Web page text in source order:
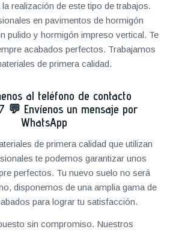
realización de este tipo de trabajos.
en pavimentos de hormigón
pulido y hormigón impreso vertical. Te
acabados perfectos. Trabajamos
de primera calidad.
al teléfono de contacto
💬 Envíenos un mensaje por
WhatsApp
de primera calidad que utilizan
te podemos garantizar unos
perfectos. Tu nuevo suelo no será
disponemos de una amplia gama de
para lograr tu satisfacción.
sin compromiso. Nuestros